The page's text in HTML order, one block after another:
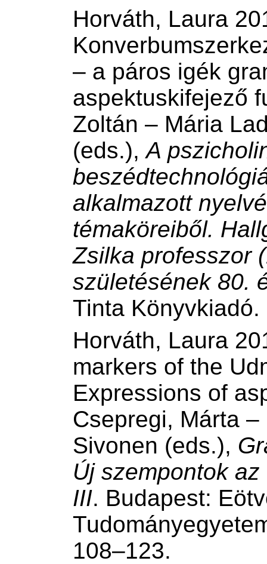
Horváth, Laura
– a páros igék
aspektuskifejező
Zoltán – Mária
(eds.),A
alkalmazott
témaköreiből.
Zsilka professzor
születésének 80.
Tinta Könyvkiadó.
Horváth, Laura
markers of the
Expressions of
Csepregi, Márta
Sivonen (eds.),
Új szempontok
III. Budapest:
108–123.